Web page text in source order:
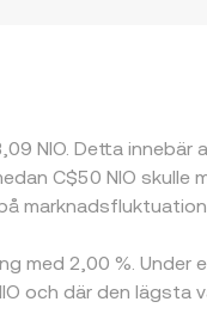
NIO. Detta
C$50 NIO
med 2,00 %.
och där den lägsta